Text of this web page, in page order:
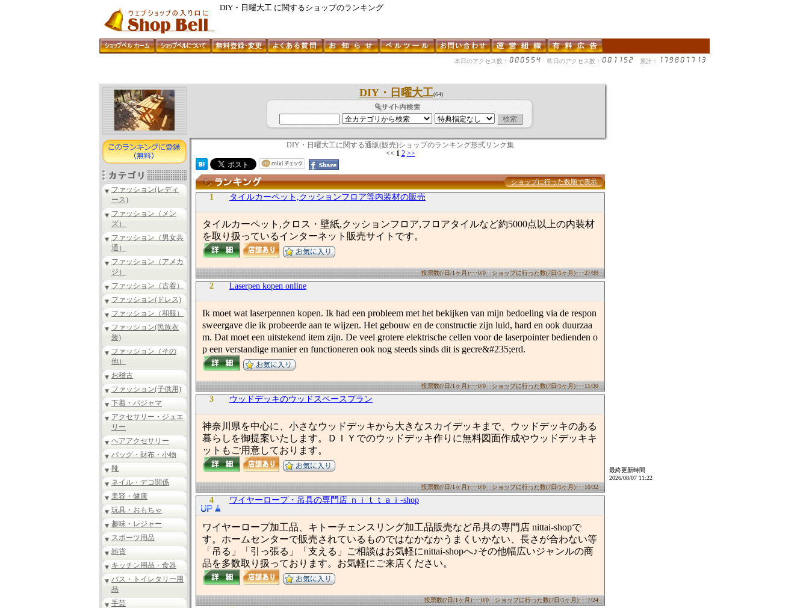
DIY・日曜大工 に関するショップのランキング
本日のアクセス数： 昨日のアクセス数： 累計：
ファッション(レディ
ース)
ファッション（メン
ズ）
ファッション（男女共
通）
ファッション（アメカ
ジ）
ファッション（古着）
ファッション(ドレス)
ファッション（和服）
ファッション(民族衣
装)
ファッション（その
他）
お稽古
ファッション(子供用)
下着・パジャマ
アクセサリー・ジュエ
リー
ヘアアクセサリー
バッグ・財布・小物
靴
ネイル・デコ関係
美容・健康
玩具・おもちゃ
趣味・レジャー
スポーツ用品
雑貨
キッチン用品・食器
バス・トイレタリー用
品
手芸
DIY・日曜大工(64)
DIY・日曜大工に関する通販(販売)ショップのランキング形式リンク集
<< 1 2 >>
ショップに行った数順で表示
1 タイルカーペット,クッションフロア等内装材の販売
タイルカーペット,クロス・壁紙,クッションフロア,フロアタイルなど約5000点以上の内装材
を取り扱っているインターネット販売サイトです。
投票数(7日/1ヶ月)･･･0/0 ショップに行った数(7日/1ヶ月)･･･27/99
2 Laserpen kopen online
Ik moet wat laserpennen kopen. Ik had een probleem met het bekijken van mijn bedoeling via de respon
sweergave die ik probeerde aan te wijzen. Het gebouw en de constructie zijn luid, hard en ook duurzaa
m. Dat moet een uitstekend item zijn. De veel grotere elektrische cellen voor de laserpointer bedienden o
p een verstandige manier en functioneren ook nog steeds sinds dit is gecre&#235;erd.
投票数(7日/1ヶ月)･･･0/0 ショップに行った数(7日/1ヶ月)･･･11/30
3 ウッドデッキのウッドスペースプラン
神奈川県を中心に、小さなウッドデッキから大きなスカイデッキまで、ウッドデッキのある
暮らしを御提案いたします。ＤＩＹでのウッドデッキ作りに無料図面作成やウッドデッキキ
ットもご用意しております。
投票数(7日/1ヶ月)･･･0/0 ショップに行った数(7日/1ヶ月)･･･10/32
4 ワイヤーロープ・吊具の専門店 ｎｉｔｔａｉ-shop
ワイヤーロープ加工品、キトーチェンスリング加工品販売など吊具の専門店 nittai-shopで
す。ホームセンターで販売されているものではなかなかうまくいかない、長さが合わない等
「吊る」「引っ張る」「支える」ご相談はお気軽にnittai-shopへ♪その他幅広いジャンルの商
品を多数取り扱っております。お気軽にご来店ください。
投票数(7日/1ヶ月)･･･0/0 ショップに行った数(7日/1ヶ月)･･･7/24
最終更新時間
2026/08/07 11:22